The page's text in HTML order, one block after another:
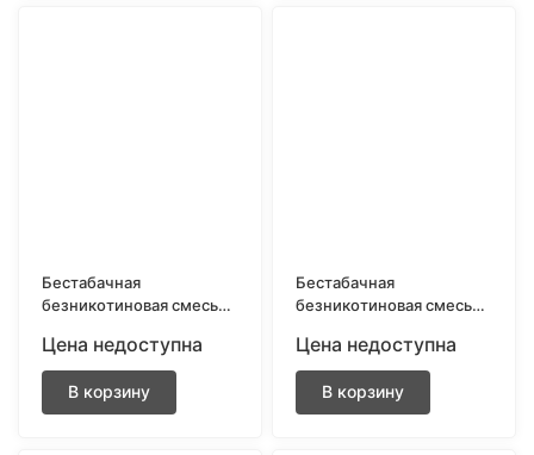
Бестабачная
безникотиновая смесь
250gr Ледяная дыня
Цена недоступна
В корзину
Бестабачная
безникотиновая смесь
250gr Ледяная
смородина
Цена недоступна
В корзину